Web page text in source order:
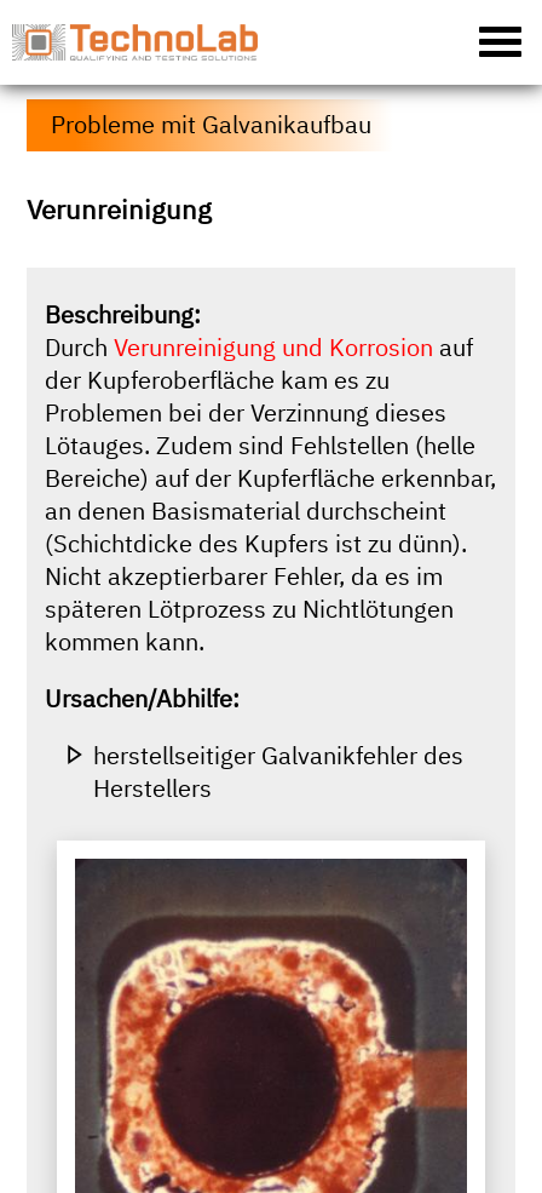
Probleme mit Galvanikaufbau
Verunreinigung
Beschreibung:
DurchVerunreinigung und Korrosion auf
der Kupferoberfläche kam es zu
Problemen bei der Verzinnung dieses
Lötauges. Zudem sind Fehlstellen (helle
Bereiche) auf der Kupferfläche erkennbar,
an denen Basismaterial durchscheint
(Schichtdicke des Kupfers ist zu dünn).
Nicht akzeptierbarer Fehler, da es im
späteren Lötprozess zu Nichtlötungen
kommen kann.
Ursachen/Abhilfe:
herstellseitiger Galvanikfehler des
Herstellers